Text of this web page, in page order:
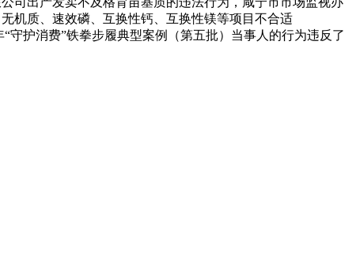
机质、速效磷、互换性钙、互换性镁等项目不合适
守护消费”铁拳步履典型案例（第五批）当事人的行为违反了